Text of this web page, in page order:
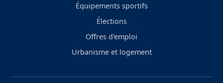
Équipements sportifs
Élections
Offres d'emploi
Urbanisme et logement